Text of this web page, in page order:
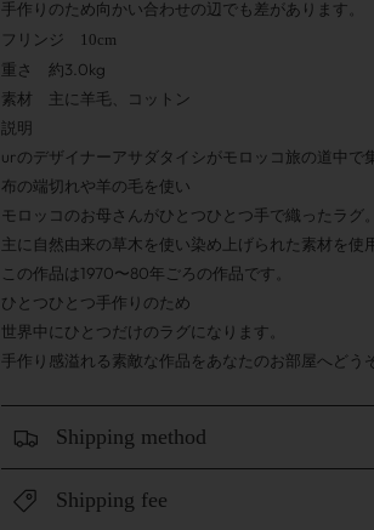
手作りのため向かい合わせの辺でも差があります。
フリンジ 10cm
重さ 約3.0kg
素材 主に羊毛、コットン
説明
urのデザイナーアサダタイシがモロッコ旅の道中
布の端切れや羊の毛を使い
モロッコのお母さんがひとつひとつ手で織ったラグ。
主に自然由来の草木を使い染め上げられた素材を使用
この作品は1970〜80年ごろの作品です。
ひとつひとつ手作りのため
世界中にひとつだけのラグになります。
手作り感溢れる素敵な作品をあなたのお部屋へどうぞ
Shipping method
Shipping fee